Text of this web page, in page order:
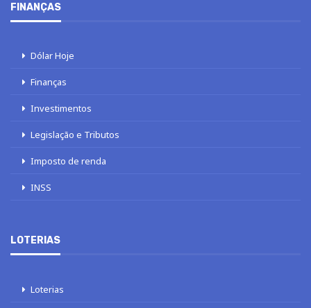
FINANÇAS
Dólar Hoje
Finanças
Investimentos
Legislação e Tributos
Imposto de renda
INSS
LOTERIAS
Loterias